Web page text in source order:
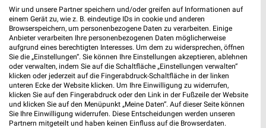
402,76 km
DEICHMANN Amberg
An den Franzosenäckern 2
92224 Amberg
Heute 09:00 - 19:00 Uhr |
Geöffnet
359,37 km
Wir und unsere Partner speichern und/oder greifen auf Informationen auf
einem Gerät zu, wie z. B. eindeutige IDs in cookie und anderen
Browserspeichern, um personenbezogene Daten zu verarbeiten. Einige
Anbieter verarbeiten Ihre personenbezogenen Daten möglicherweise
aufgrund eines berechtigten Interesses. Um dem zu widersprechen, öffnen
Sie die „Einstellungen“. Sie können Ihre Einstellungen akzeptieren, ablehnen
oder verwalten, indem Sie auf die Schaltfläche „Einstellungen verwalten“
klicken oder jederzeit auf die Fingerabdruck-Schaltfläche in der linken
unteren Ecke der Website klicken. Um Ihre Einwilligung zu widerrufen,
klicken Sie auf den Fingerabdruck oder den Link in der Fußzeile der Website
und klicken Sie auf den Menüpunkt „Meine Daten“. Auf dieser Seite können
Sie Ihre Einwilligung widerrufen. Diese Entscheidungen werden unseren
Partnern mitgeteilt und haben keinen Einfluss auf die Browserdaten.